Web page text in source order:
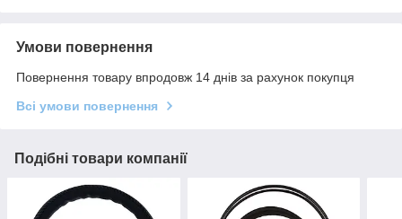
Умови повернення
Повернення товару впродовж 14 днів за рахунок покупця
Всі умови повернення
Подібні товари компанії